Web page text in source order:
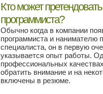
Кто может
программиста?
Обычно когда в компании
программиста и нанимателю
специалиста, он в первую
указывается опыт работы.
профессиональных
обратить внимание и на
включены в резюме.